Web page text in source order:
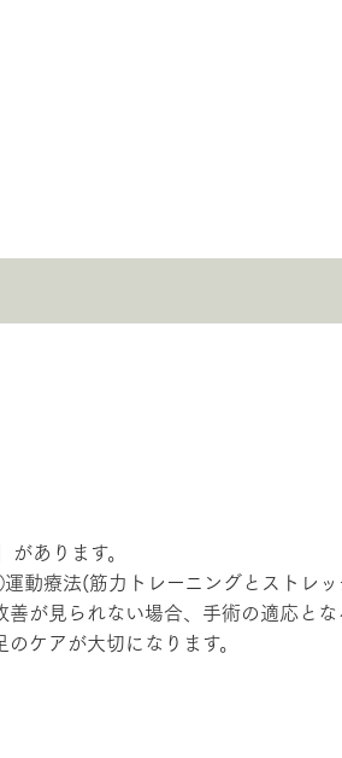
あります。
動療法(筋力トレーニングとスト
が見られない場合、手術の適応とな
ケアが大切になります。